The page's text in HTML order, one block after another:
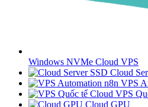
Windows NVMe Cloud VPS
SSD Cloud
VPS
Cloud VPS
Cloud GPU